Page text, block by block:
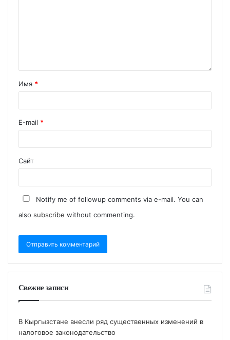
Имя *
E-mail *
Сайт
Notify me of followup comments via e-mail. You can
also subscribe without commenting.
Свежие записи
В Кыргызстане внесли ряд существенных изменений в
налоговое законодательство